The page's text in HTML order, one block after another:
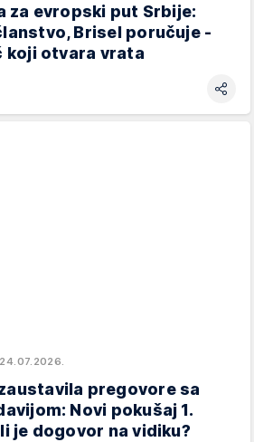
za evropski put Srbije:
Brisel poručuje -
koji otvara vrata
24.07.2026.
pregovore sa
Novi pokušaj 1.
je dogovor na vidiku?